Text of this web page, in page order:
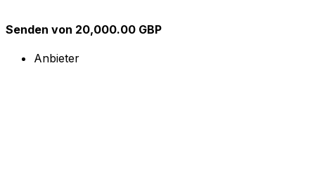
Senden von 20,000.00 GBP
Anbieter